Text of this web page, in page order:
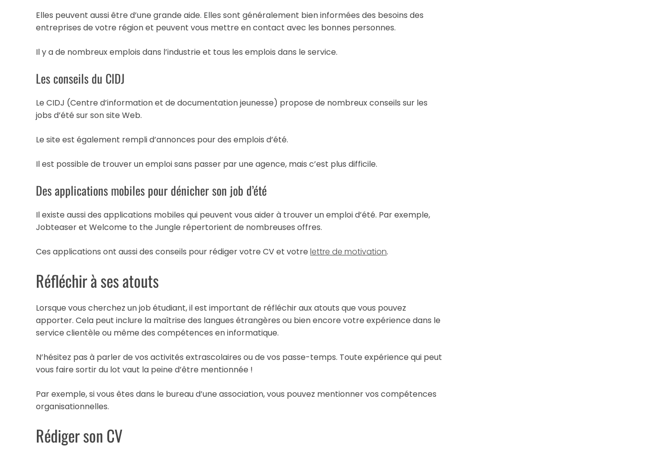
Elles peuvent aussi être d’une grande aide. Elles sont généralement bien informées des besoins des
entreprises de votre région et peuvent vous mettre en contact avec les bonnes personnes.
Il y a de nombreux emplois dans l’industrie et tous les emplois dans le service.
Les conseils du CIDJ
Le CIDJ (Centre d’information et de documentation jeunesse) propose de nombreux conseils sur les
jobs d’été sur son site Web.
Le site est également rempli d’annonces pour des emplois d’été.
Il est possible de trouver un emploi sans passer par une agence, mais c’est plus difficile.
Des applications mobiles pour dénicher son job d’été
Il existe aussi des applications mobiles qui peuvent vous aider à trouver un emploi d’été. Par exemple,
Jobteaser et Welcome to the Jungle répertorient de nombreuses offres.
Ces applications ont aussi des conseils pour rédiger votre CV et votre lettre de motivation.
Réfléchir à ses atouts
Lorsque vous cherchez un job étudiant, il est important de réfléchir aux atouts que vous pouvez
apporter. Cela peut inclure la maîtrise des langues étrangères ou bien encore votre expérience dans le
service clientèle ou même des compétences en informatique.
N’hésitez pas à parler de vos activités extrascolaires ou de vos passe-temps. Toute expérience qui peut
vous faire sortir du lot vaut la peine d’être mentionnée !
Par exemple, si vous êtes dans le bureau d’une association, vous pouvez mentionner vos compétences
organisationnelles.
Rédiger son CV